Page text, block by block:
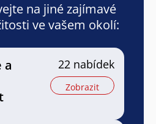
na jiné zajímavé
ve vašem okolí:
a
22 nabídek
Zobrazit